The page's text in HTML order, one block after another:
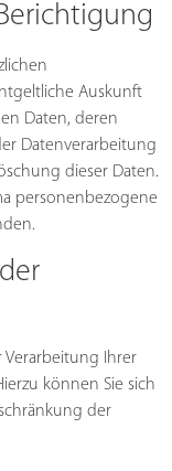
Auskunft
Daten, deren
Datenverarbeitung
dieser Daten.
personenbezogene
Verarbeitung Ihrer
können Sie sich
der